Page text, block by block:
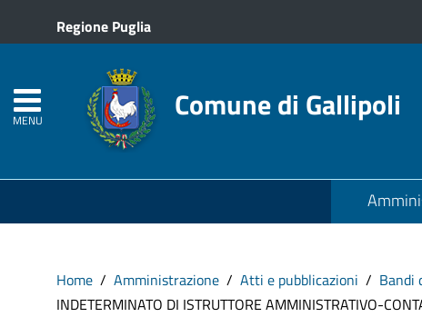
Regione Puglia
MENU Comune di Gallipoli
Home Amministrazione Atti e pubblicazioni Bandi
INDETERMINATO DI ISTRUTTORE AMMINISTRATIVO-